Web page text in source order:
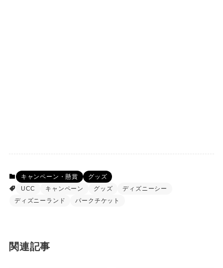
キャンペーン・懸賞
グッズ
UCC
キャンペーン グッズ
ディズニーシー
ディズニーランド
パークチケット
関連記事